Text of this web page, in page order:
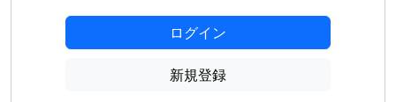
ログイン
新規登録